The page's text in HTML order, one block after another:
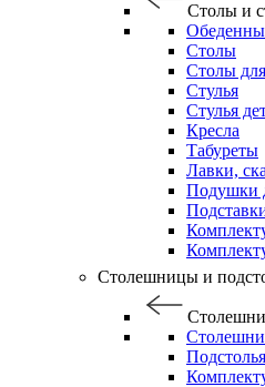
Столы и
Столы
Столы
Стулья
Стулья
Кресла
Табуреты
Лавки,
Подушки
Столешницы и
Подстолья